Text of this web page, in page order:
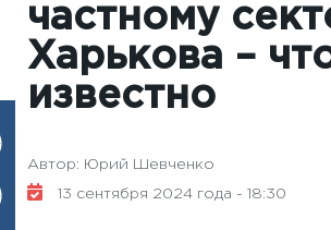
частному
Харькова –
известно
Автор: Юрий Шевченко
13 сентября 2024 года - 18:30